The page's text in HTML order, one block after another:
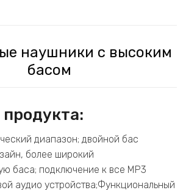
наушники с высоким
басом
диапазон; двойной бас
более широкий
баса; подключение к все MP3
аудио устройства;Функциональный